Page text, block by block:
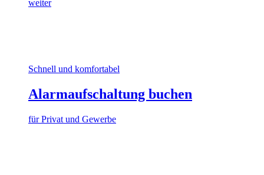
weiter
Schnell und komfortabel
Alarmaufschaltung buchen
für Privat und Gewerbe